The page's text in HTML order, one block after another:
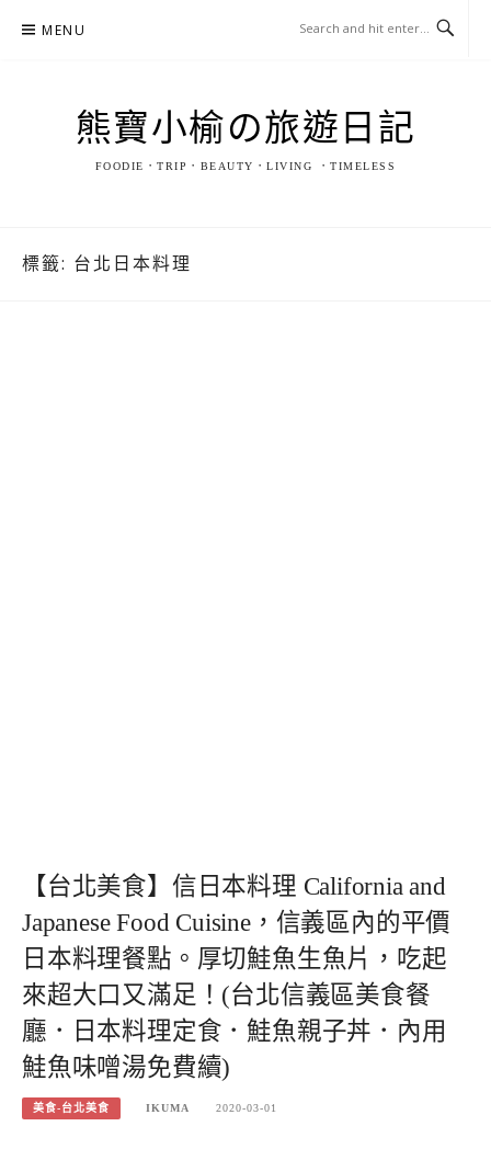
MENU
熊寶小榆の旅遊日記
FOODIE．TRIP．BEAUTY．LIVING ．TIMELESS
標籤: 台北日本料理
【台北美食】信日本料理 California and
Japanese Food Cuisine，信義區內的平價
日本料理餐點。厚切鮭魚生魚片，吃起
來超大口又滿足！(台北信義區美食餐
廳．日本料理定食．鮭魚親子丼．內用
鮭魚味噌湯免費續)
美食-台北美食 IKUMA 2020-03-01